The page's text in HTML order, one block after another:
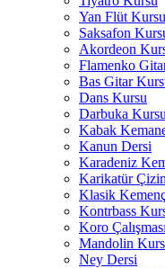
Yan Flüt Kursu
Saksafon
Akordeon
Flamenko
Bas Gitar
Dans Kursu
Darbuka Kursu
Kabak
Kanun Dersi
Karadeniz
Karikatür
Klasik
Kontrbass
Koro Çalışması
Mandolin
Ney Dersi